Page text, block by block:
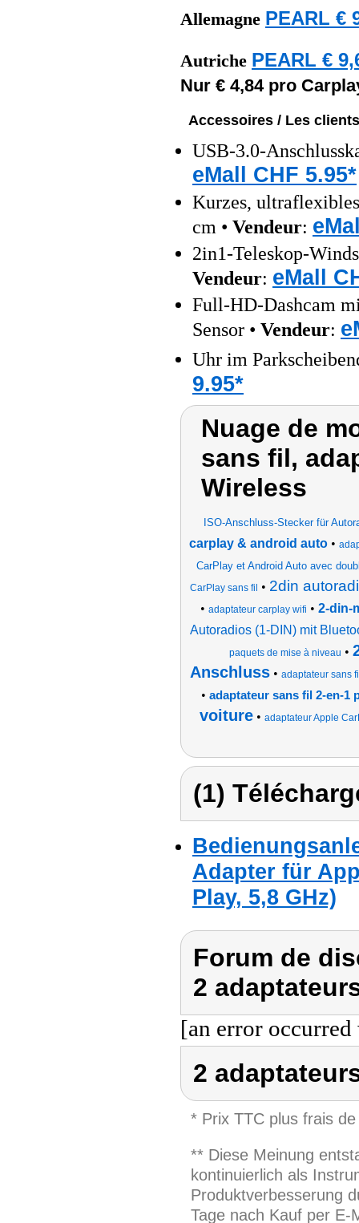
Allemagne PEARL €
Autriche PEARL €
Nur € 4,84 pro
Accessoires / Les
USB-3.0-
eMall CHF 5.95*
Kurzes,
cm • Vendeur:
2in1-Teleskop-
Vendeur: eMall
Full-HD-Dashcam
Sensor • Vendeur:
Uhr im
9.95*
Nuage de
sans fil,
Wireless
ISO-Anschluss-Stecker für
carplay & android auto •
CarPlay et Android Auto avec
CarPlay sans fil • 2din
• adaptateur carplay wifi • 2-din-
Autoradios (1-DIN) mit
paquets de mise à niveau •
Anschluss• adaptateur sans
• adaptateur sans fil 2-en-1
voiture• adaptateur Apple
(1)
Adapter für
Play, 5,8 GHz)
Forum de
2
[an error
2
* Prix TTC plus frais
** Diese Meinung
kontinuierlich als
Produktverbesserung
Tage nach Kauf per E-